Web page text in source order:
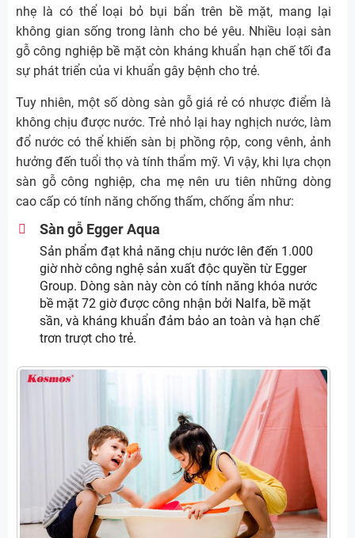
nhẹ là có thể loại bỏ bụi bẩn trên bề mặt, mang lại
không gian sống trong lành cho bé yêu. Nhiều loại sàn
gỗ công nghiệp bề mặt còn kháng khuẩn hạn chế tối đa
sự phát triển của vi khuẩn gây bệnh cho trẻ.
Tuy nhiên, một số dòng sàn gỗ giá rẻ có nhược điểm là
không chịu được nước. Trẻ nhỏ lại hay nghịch nước, làm
đổ nước có thể khiến sàn bị phồng rộp, cong vênh, ảnh
hưởng đến tuổi thọ và tính thẩm mỹ. Vì vậy, khi lựa chọn
sàn gỗ công nghiệp, cha mẹ nên ưu tiên những dòng
cao cấp có tính năng chống thấm, chống ẩm như:
Sàn gỗ Egger Aqua
Sản phẩm đạt khả năng chịu nước lên đến 1.000
giờ nhờ công nghệ sản xuất độc quyền từ Egger
Group. Dòng sàn này còn có tính năng khóa nước
bề mặt 72 giờ được công nhận bởi Nalfa, bề mặt
sần, và kháng khuẩn đảm bảo an toàn và hạn chế
trơn trượt cho trẻ.